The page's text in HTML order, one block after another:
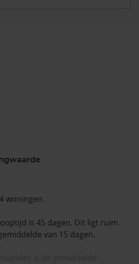
woningen.
is 45 dagen. Dit ligt ruim
van 15 dagen.
is de gemiddelde